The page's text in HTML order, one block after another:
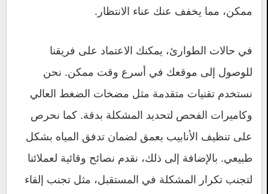
ممكن، مما يخفف عنك عناء الانتظار.
في حالات الطوارئ، يمكنك الاعتماد على فريقنا
للوصول إلى موقعك في أسرع وقت ممكن. نحن
نستخدم تقنيات متقدمة مثل مضخات الضغط العالي
وكاميرات الفحص لتحديد المشكلة بدقة. كما نحرص
على تنظيف الأنابيب بعمق لضمان تدفق المياه بشكل
طبيعي. بالإضافة إلى ذلك، نقدم نصائح وقائية لعملائنا
لتجنب تكرار المشكلة في المستقبل، مثل تجنب إلقاء